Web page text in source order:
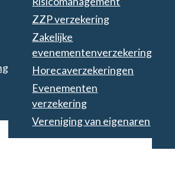
ZZP verzekering
Zakelijke
evenementenverzekering
Horecaverzekeringen
Evenementen
verzekering
Vereniging van eigenaren